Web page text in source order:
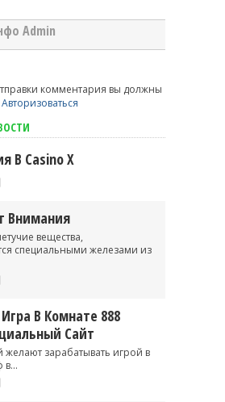
Admin
комментария вы должны
Авторизоваться
В Casino X
Внимания
вещества,
специальными железами из
В Комнате 888
Сайт
зарабатывать игрой в
в...